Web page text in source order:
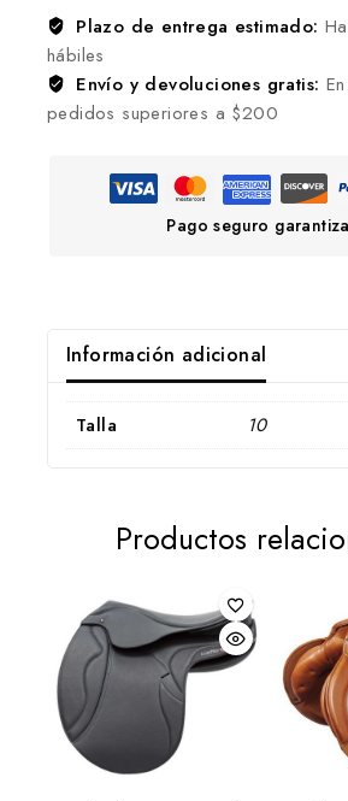
Plazo de entrega estimado:
hábiles
Envío y devoluciones gratis:
pedidos superiores a $200
Pago seguro
Información adicional
Talla 10
Productos